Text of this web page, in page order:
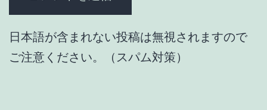
日本語が含まれない投稿は無視されますので
ご注意ください。（スパム対策）